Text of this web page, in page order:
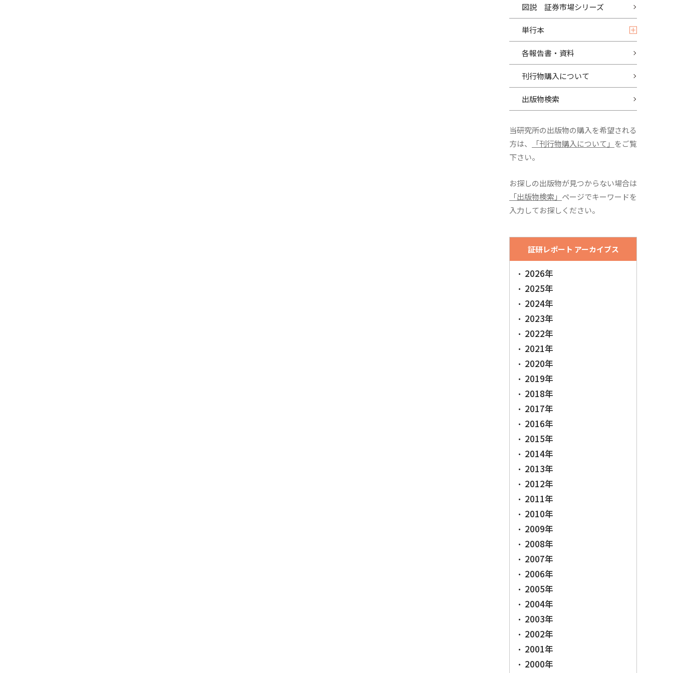
図説 証券市場シリーズ
単行本
各報告書・資料
刊行物購入について
出版物検索
当研究所の出版物の購入を希望される
方は、
「刊行物購入について」 をご覧
下さい。
お探しの出版物が見つからない場合は
「出版物検索」 ページでキーワードを
入力してお探しください。
証研レポート アーカイブス
2026年
2025年
2024年
2023年
2022年
2021年
2020年
2019年
2018年
2017年
2016年
2015年
2014年
2013年
2012年
2011年
2010年
2009年
2008年
2007年
2006年
2005年
2004年
2003年
2002年
2001年
2000年